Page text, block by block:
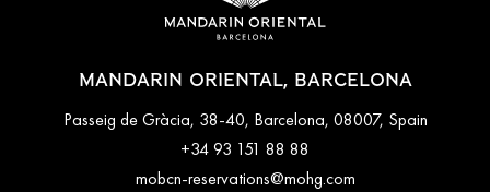
MANDARIN ORIENTAL, BARCELONA
Passeig de Gràcia, 38-40, Barcelona, 08007, Spain
+34 93 151 88 88
mobcn-reservations@mohg.com